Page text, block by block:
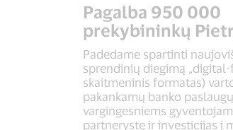
Pagalba 950 000
prekybininkų
Padedame spartinti
sprendinių diegimą
skaitmeninis formatas)
pakankamų banko
vargingesniems
partnerystę ir investicijas į